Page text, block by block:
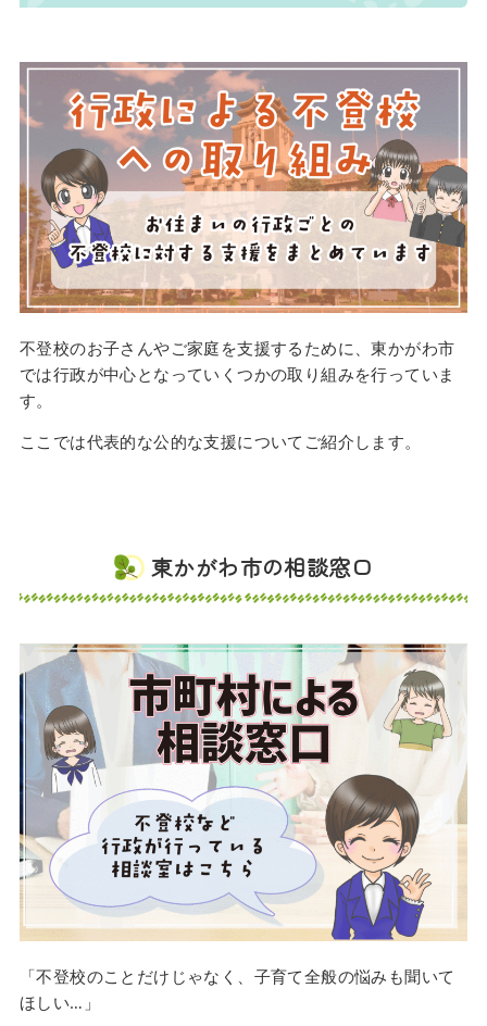
不登校のお子さんやご家庭を支援するために、東かがわ市
では行政が中心となっていくつかの取り組みを行っていま
す。
ここでは代表的な公的な支援についてご紹介します。
東かがわ市の相談窓口
「不登校のことだけじゃなく、子育て全般の悩みも聞いて
ほしい…」